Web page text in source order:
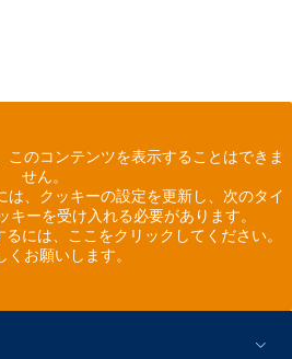
このコンテンツを表示することはできま
せん。
は、クッキーの設定を更新し、次のタイ
キーを受け入れる必要があります。
には、ここをクリックしてください。
くお願いします。